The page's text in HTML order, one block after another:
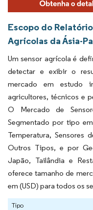
Escopo do
Agrícolas da Ásia-
Um sensor agrícola é
detectar e exibir o
mercado em estudo
agricultores, técnicos e
O Mercado de
Segmentado por tipo
Temperatura, Sensores
Outros Tipos, e por
Japão, Tailândia e
oferece tamanho de
em (USD) para todos os
Tipo